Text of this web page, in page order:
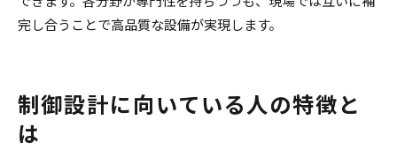
完し合うことで高品質な設備が実現します。
制御設計に向いている人の特徴と
は